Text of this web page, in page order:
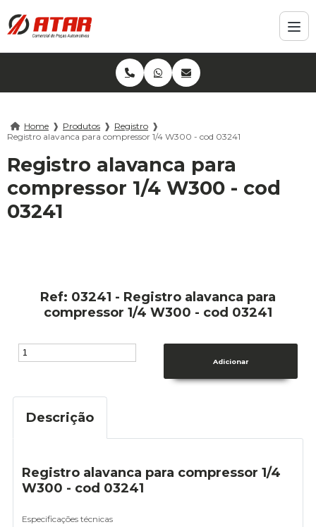
Home ❱ Produtos ❱ Registro ❱
Registro alavanca para compressor 1/4 W300 - cod 03241
Registro alavanca para
compressor 1/4 W300 - cod
03241
Ref: 03241 - Registro alavanca para
compressor 1/4 W300 - cod 03241
Descrição
Registro alavanca para compressor 1/4
W300 - cod 03241
Especificações técnicas